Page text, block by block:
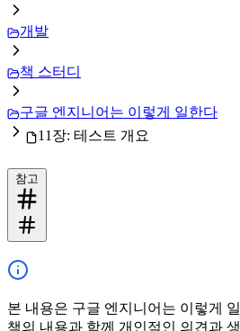
개발
책 스터디
구글 엔지니어는 이렇게 일한다
11장: 테스트 개요
참고
본 내용은 구글 엔지니어는 이렇게
책의 내용과 함께 개인적인 의견과